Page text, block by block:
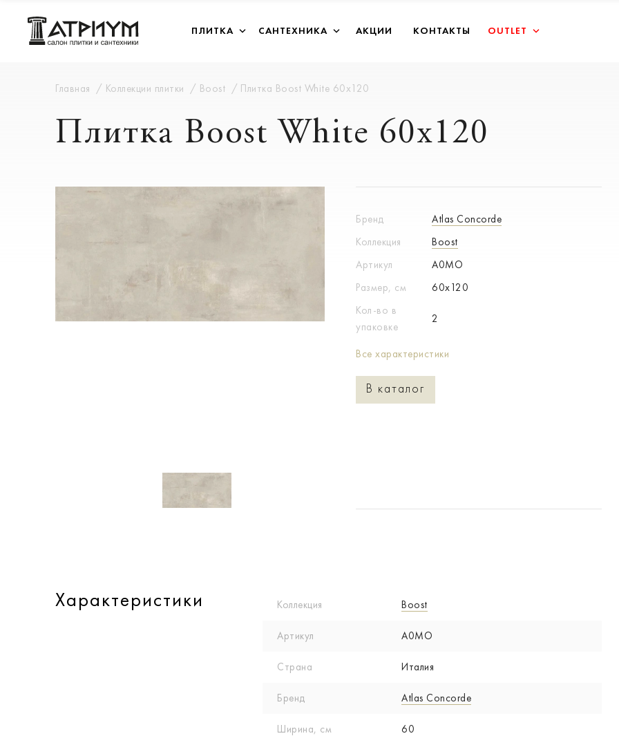
ПЛИТКА САНТЕХНИКА АКЦИИ КОНТАКТЫ OUTLET
Главная Коллекции плитки Boost Плитка Boost White 60x120
Плитка Boost White 60x120
Бренд
Atlas Concorde
Коллекция
Boost
Артикул
A0MO
Размер, см
60x120
Кол-во в
упаковке
2
Все характеристики
В каталог
Характеристики Коллекция Boost
Артикул A0MO
Страна Италия
Бренд Atlas Concorde
Ширина, см 60